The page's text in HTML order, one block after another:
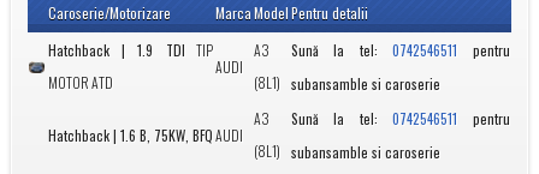
Caroserie/Motorizare MarcaModelPentru detalii
Hatchback | 1.9 TDI TIP
MOTOR ATD
AUDI
A3
(8L1)
Sună la tel:0742546511
pentru
subansamble si caroserie
Hatchback | 1.6 B, 75KW, BFQAUDI
A3
(8L1)
Sună la tel:0742546511
pentru
subansamble si caroserie